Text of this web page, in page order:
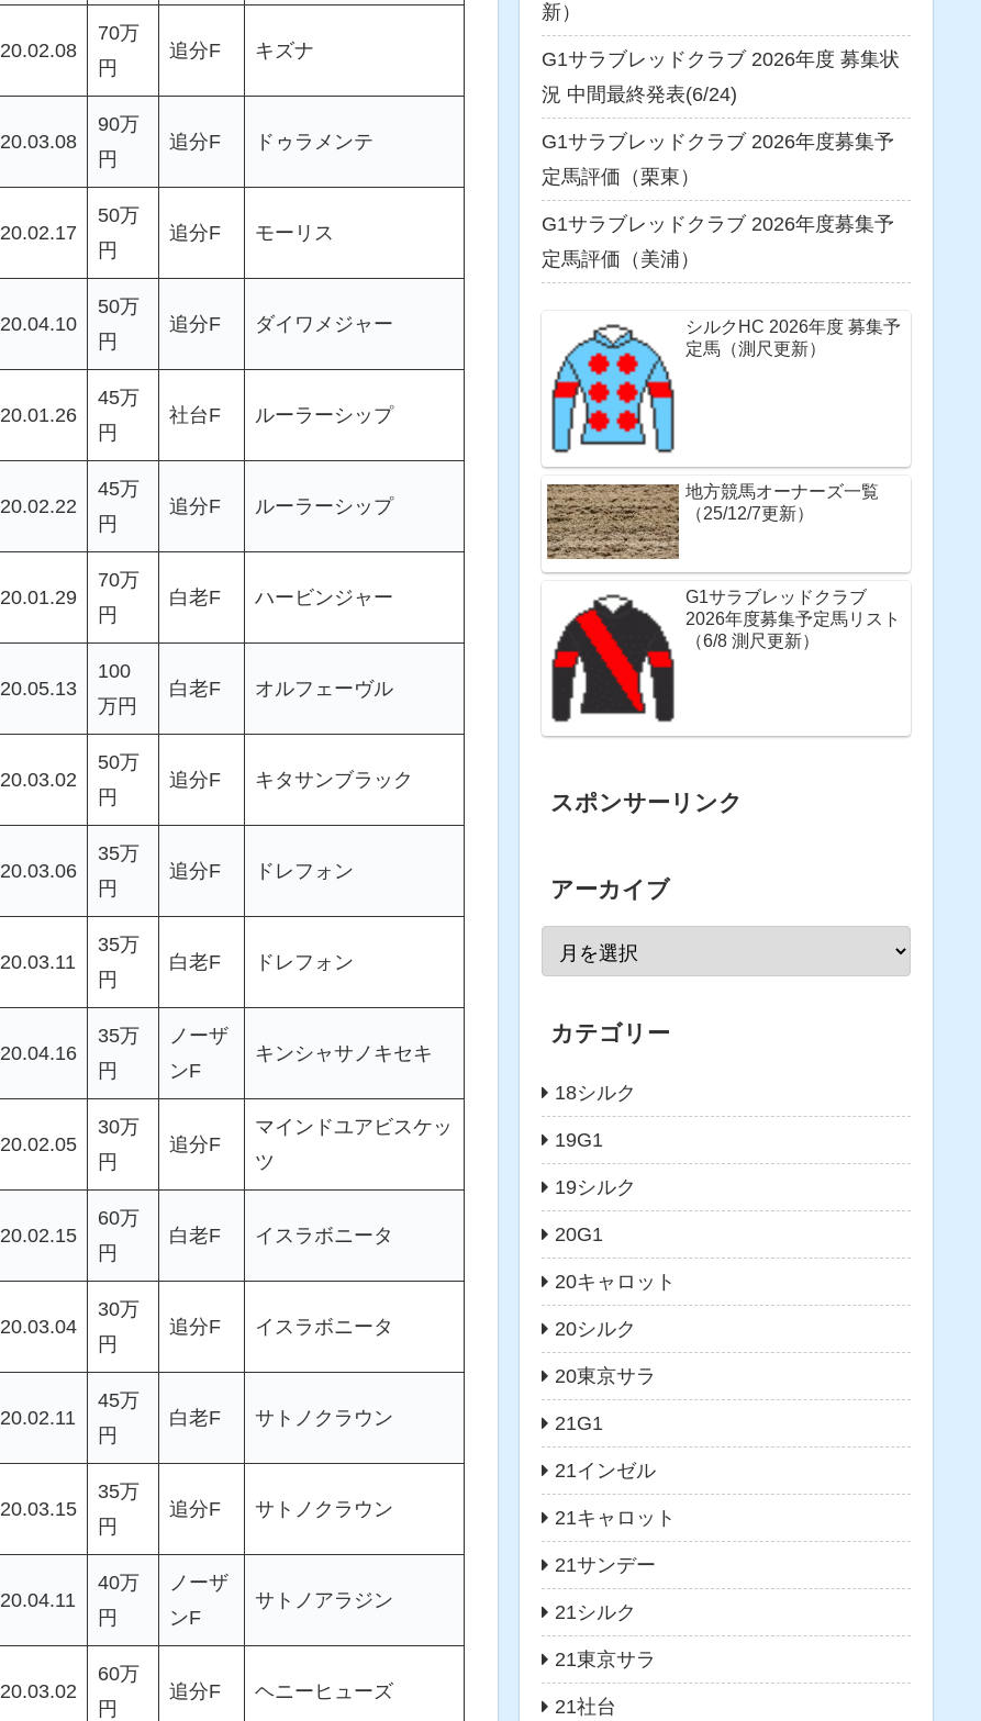
20.02.08
70万
円
追分F キズナ
20.03.08
90万
円
追分F ドゥラメンテ
20.02.17
50万
円
追分F モーリス
20.04.10
50万
円
追分F ダイワメジャー
20.01.26
45万
円
社台F ルーラーシップ
20.02.22
45万
円
追分F ルーラーシップ
20.01.29
70万
円
白老F ハービンジャー
20.05.13
100
万円
白老F オルフェーヴル
20.03.02
50万
円
追分F キタサンブラック
20.03.06
35万
円
追分F ドレフォン
20.03.11
35万
円
白老F ドレフォン
20.04.16
35万
円
ノーザ
ンF
キンシャサノキセキ
20.02.05
30万
円
追分F
マインドユアビスケッ
ツ
20.02.15
60万
円
白老F イスラボニータ
20.03.04
30万
円
追分F イスラボニータ
20.02.11
45万
円
白老F サトノクラウン
20.03.15
35万
円
追分F サトノクラウン
20.04.11
40万
円
ノーザ
ンF
サトノアラジン
20.03.02
60万
円
追分F ヘニーヒューズ
新）
G1サラブレッドクラブ 2026年度 募集状
況 中間最終発表(6/24)
G1サラブレッドクラブ 2026年度募集予
定馬評価（栗東）
G1サラブレッドクラブ 2026年度募集予
定馬評価（美浦）
シルクHC 2026年度 募集予
定馬（測尺更新）
地方競馬オーナーズ一覧
（25/12/7更新）
G1サラブレッドクラブ
2026年度募集予定馬リスト
（6/8 測尺更新）
スポンサーリンク
アーカイブ
カテゴリー
18シルク
19G1
19シルク
20G1
20キャロット
20シルク
20東京サラ
21G1
21インゼル
21キャロット
21サンデー
21シルク
21東京サラ
21社台